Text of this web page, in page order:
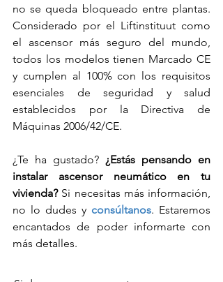
no se queda bloqueado entre plantas.
Considerado por el Liftinstituut como
el ascensor más seguro del mundo,
todos los modelos tienen Marcado CE
y cumplen al 100% con los requisitos
esenciales de seguridad y salud
establecidos por la Directiva de
Máquinas 2006/42/CE.
¿Te ha gustado? ¿Estás pensando en
instalar ascensor neumático en tu
vivienda? Si necesitas más información,
no lo dudes y consúltanos. Estaremos
encantados de poder informarte con
más detalles.